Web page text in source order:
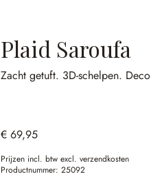
Plaid Saroufa
Zacht getuft. 3D-schelpen.
€ 69,95
Prijzen incl. btw excl. verzendkosten
Productnummer:25092